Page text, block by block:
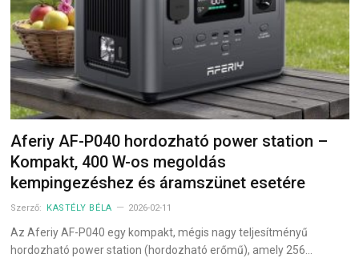
Aferiy AF-P040 hordozható power station –
Kompakt, 400 W-os megoldás
kempingezéshez és áramszünet esetére
Szerző: KASTÉLY BÉLA 2026-02-11
Az Aferiy AF-P040 egy kompakt, mégis nagy teljesítményű
hordozható power station (hordozható erőmű), amely 256…